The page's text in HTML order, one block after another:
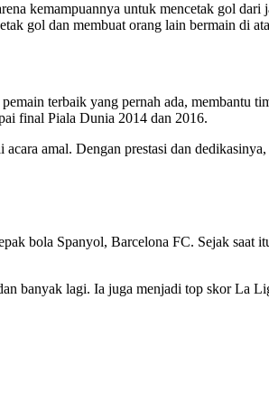
kemampuannya untuk mencetak gol
gol dan membuat orang lain bermain di
terbaik yang pernah ada, membantu
final Piala Dunia 2014 dan 2016.
amal. Dengan prestasi dan
bola Spanyol, Barcelona FC. Sejak saat
banyak lagi. Ia juga menjadi top skor La